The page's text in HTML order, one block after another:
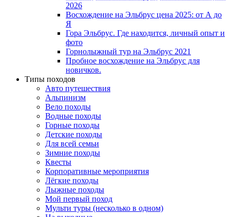
2026
Восхождение на Эльбрус цена 2025: от А до
Я
Гора Эльбрус. Где находится, личный опыт и
фото
Горнолыжный тур на Эльбрус 2021
Пробное восхождение на Эльбрус для
новичков.
Типы походов
Авто путешествия
Альпинизм
Вело походы
Водные походы
Горные походы
Детские походы
Для всей семьи
Зимние походы
Квесты
Корпоративные мероприятия
Лёгкие походы
Лыжные походы
Мой первый поход
Мульти туры (несколько в одном)